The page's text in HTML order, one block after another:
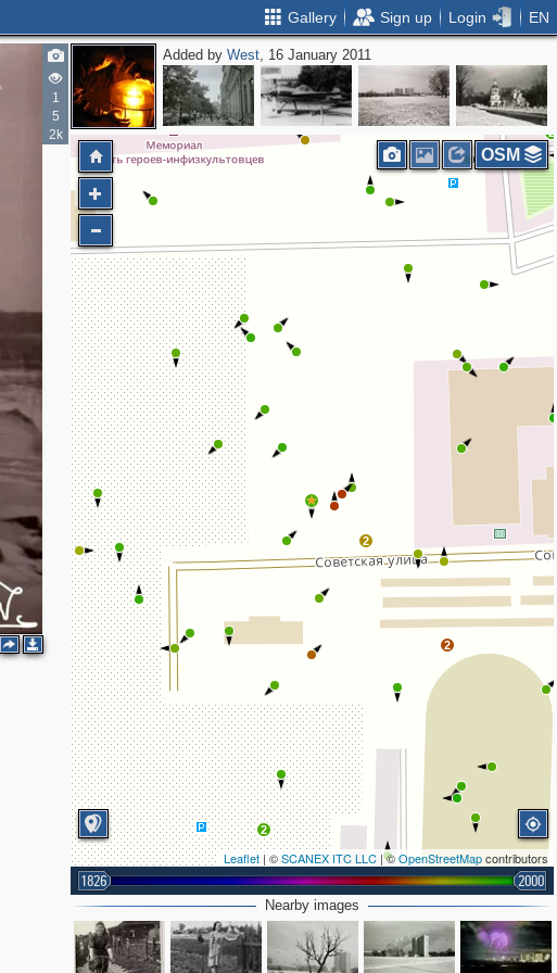
Gallery Sign up Login EN
1
5
2k
Added byWest, 16 January 2011
2
2
2
2
Leaflet| ©SCANEX ITC LLC | ©OpenStreetMapcontributors
1826 2000
OSM
Nearby images